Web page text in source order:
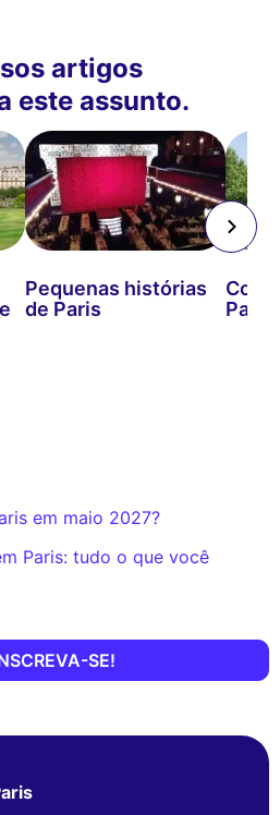
artigos
este assunto.
Pequenas histórias
de Paris
Paris
em maio 2027?
Paris: tudo o que você
SE!